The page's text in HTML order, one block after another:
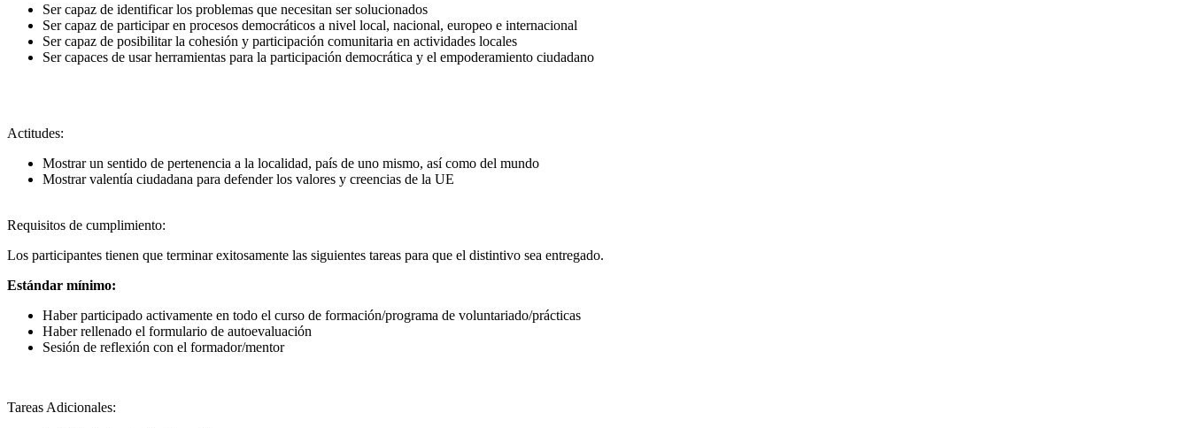
Ser capaz de identificar los problemas que necesitan ser solucionados
Ser capaz de participar en procesos democráticos a nivel local, nacional, europeo e internacional
Ser capaz de posibilitar la cohesión y participación comunitaria en actividades locales
Ser capaces de usar herramientas para la participación democrática y el empoderamiento ciudadano
Actitudes:
Mostrar un sentido de pertenencia a la localidad, país de uno mismo, así como del mundo
Mostrar valentía ciudadana para defender los valores y creencias de la UE
Requisitos de cumplimiento:
Los participantes tienen que terminar exitosamente las siguientes tareas para que el distintivo sea entregado.
Estándar mínimo:
Haber participado activamente en todo el curso de formación/programa de voluntariado/prácticas
Haber rellenado el formulario de autoevaluación
Sesión de reflexión con el formador/mentor
Tareas Adicionales: